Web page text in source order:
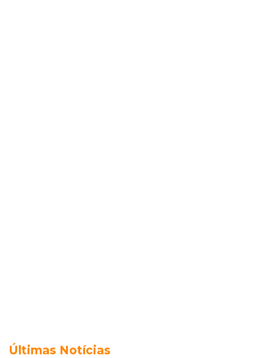
Últimas Notícias